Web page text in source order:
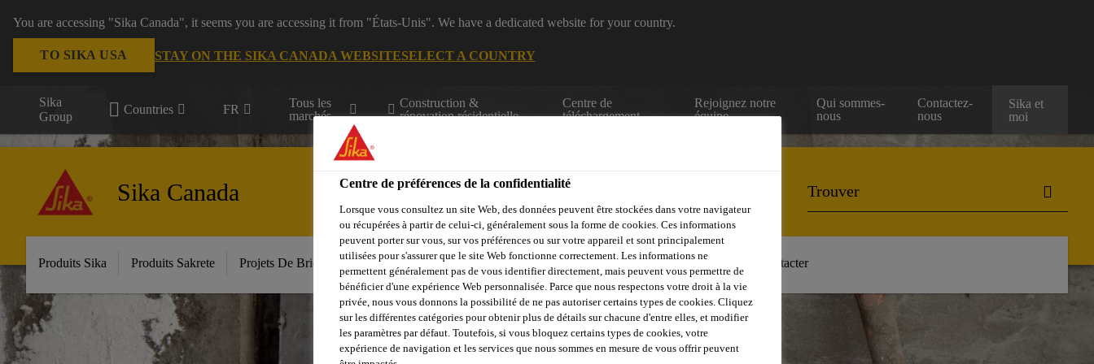
You are accessing "Sika Canada", it seems you are accessing it from "États-Unis". We have a dedicated website for your country.
TO SIKA USA STAY ON THE SIKA CANADA WEBSITESELECT A COUNTRY
Sika
Group
Countries FR
Tous les
marchés
Construction &
rénovation résidentielle
Centre de
téléchargement
Rejoignez notre
équipe
Qui sommes-
nous
Contactez-
nous
Sika et
moi
Sika Canada
Produits Sika Produits Sakrete Projets De Bricolage Calculateurs Centre de ressources Trouver un distributeur Nous contacter
Centre de préférences de la confidentialité
Lorsque vous consultez un site Web, des données peuvent être stockées dans votre navigateur
ou récupérées à partir de celui-ci, généralement sous la forme de cookies. Ces informations
peuvent porter sur vous, sur vos préférences ou sur votre appareil et sont principalement
utilisées pour s'assurer que le site Web fonctionne correctement. Les informations ne
permettent généralement pas de vous identifier directement, mais peuvent vous permettre de
bénéficier d'une expérience Web personnalisée. Parce que nous respectons votre droit à la vie
privée, nous vous donnons la possibilité de ne pas autoriser certains types de cookies. Cliquez
sur les différentes catégories pour obtenir plus de détails sur chacune d'entre elles, et modifier
les paramètres par défaut. Toutefois, si vous bloquez certains types de cookies, votre
expérience de navigation et les services que nous sommes en mesure de vous offrir peuvent